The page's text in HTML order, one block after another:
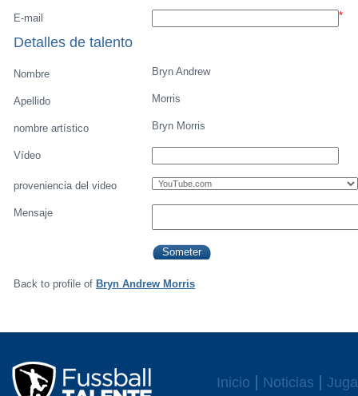
E-mail *
Detalles de talento
Nombre Bryn Andrew
Apellido Morris
nombre artístico Bryn Morris
Vídeo
proveniencia del video
Mensaje
Back to profile of Bryn Andrew Morris
Inicio Noticias